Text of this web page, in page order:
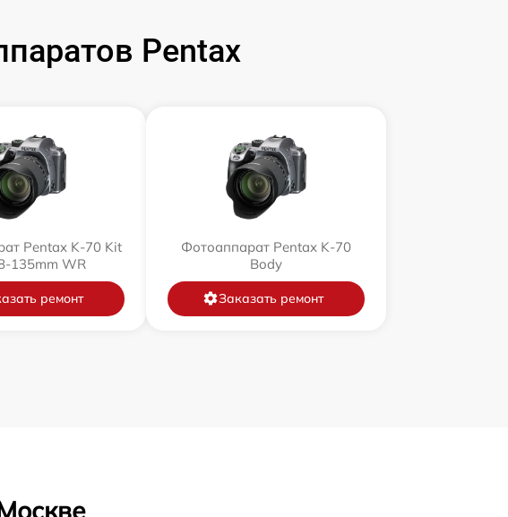
Pentax
Pentax K-70 Kit
135mm WR
ремонт
Фотоаппарат Pentax K-70
Body
Заказать ремонт